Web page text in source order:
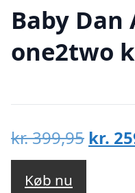
Baby
one2two
kr.399,95 Den
kr.
Køb nu